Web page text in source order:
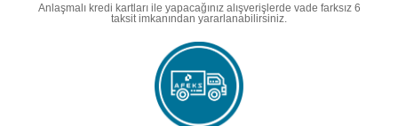
Anlaşmalı kredi kartları ile yapacağınız alışverişlerde vade farksız 6
taksit imkanından yararlanabilirsiniz.